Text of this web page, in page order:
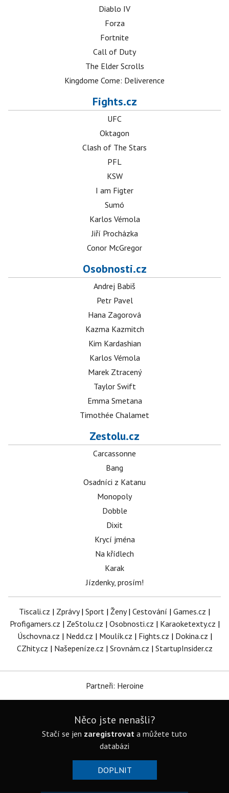
Diablo IV
Forza
Fortnite
Call of Duty
The Elder Scrolls
Kingdome Come: Deliverence
Fights.cz
UFC
Oktagon
Clash of The Stars
PFL
KSW
I am Figter
Sumó
Karlos Vémola
Jiří Procházka
Conor McGregor
Osobnosti.cz
Andrej Babiš
Petr Pavel
Hana Zagorová
Kazma Kazmitch
Kim Kardashian
Karlos Vémola
Marek Ztracený
Taylor Swift
Emma Smetana
Timothée Chalamet
Zestolu.cz
Carcassonne
Bang
Osadníci z Katanu
Monopoly
Dobble
Dixit
Krycí jména
Na křídlech
Karak
Jízdenky, prosím!
Tiscali.cz | Zprávy| Sport | Ženy| Cestování | Games.cz |
Profigamers.cz | ZeStolu.cz | Osobnosti.cz | Karaoketexty.cz |
Úschovna.cz | Nedd.cz | Moulík.cz | Fights.cz | Dokina.cz |
CZhity.cz | Našepeníze.cz | Srovnám.cz | StartupInsider.cz
Partneři: Heroine
Něco jste nenašli?
Stačí se jen zaregistrovat a můžete tuto
databázi
DOPLNIT